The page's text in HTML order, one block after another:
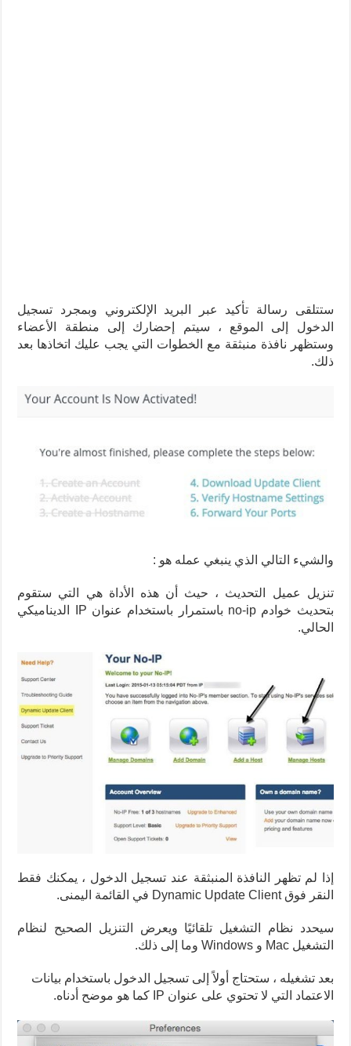
ستتلقى رسالة تأكيد عبر البريد الإلكتروني وبمجرد تسجيل
الدخول إلى الموقع ، سيتم إحضارك إلى منطقة الأعضاء
وستظهر نافذة منبثقة مع الخطوات التي يجب عليك اتخاذها بعد
ذلك.
والشيء التالي الذي ينبغي عمله هو :
تنزيل عميل التحديث ، حيث أن هذه الأداة هي التي ستقوم
بتحديث خوادم no-ip باستمرار باستخدام عنوان IP الديناميكي
الحالي.
إذا لم تظهر النافذة المنبثقة عند تسجيل الدخول ، يمكنك فقط
النقر فوق Dynamic Update Client في القائمة اليمنى.
سيحدد نظام التشغيل تلقائيًا ويعرض التنزيل الصحيح لنظام
التشغيل Mac و Windows وما إلى ذلك.
بعد تشغيله ، ستحتاج أولاً إلى تسجيل الدخول باستخدام بيانات
الاعتماد التي لا تحتوي على عنوان IP كما هو موضح أدناه.